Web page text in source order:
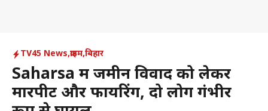
TV45 News,क्राइम,बिहार
Saharsa में जमीन विवाद को लेकर
मारपीट और फायरिंग, दो लोग गंभीर